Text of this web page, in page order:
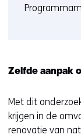
Zelfde aanpak
Met dit
krijgen in de
renovatie van